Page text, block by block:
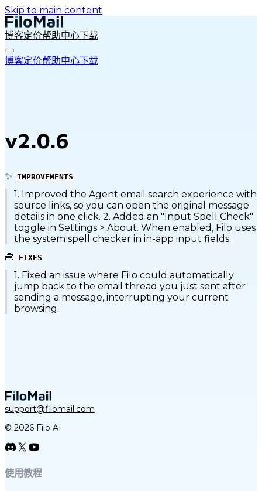
Skip to main content
博客定价帮助中心下载
博客定价帮助中心下载
v2.0.6
✨ IMPROVEMENTS
1. Improved the Agent email search experience with
source links, so you can open the original message
details in one click. 2. Added an "Input Spell Check"
toggle in Settings > About. When enabled, Filo uses
the system spell checker in in-app input fields.
🧰
FIXES
1. Fixed an issue where Filo could automatically
jump back to the email thread you just sent after
sending a message, interrupting your current
browsing.
support@filomail.com
© 2026 Filo AI
使用教程